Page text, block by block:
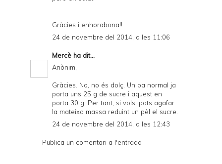
Gràcies i enhorabona!!
24 de novembre del 2014, a les 11:06
Mercè ha dit...
Anònim,
Gràcies. No, no és dolç. Un pa normal ja
porta uns 25 g de sucre i aquest en
porta 30 g. Per tant, si vols, pots agafar
la mateixa massa reduint un pèl el sucre.
24 de novembre del 2014, a les 12:43
Publica un comentari a l'entrada